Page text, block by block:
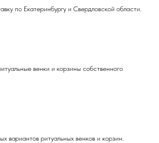
по Екатеринбургу и Свердловской области.
венки и корзины собственного
вариантов ритуальных венков и корзин.